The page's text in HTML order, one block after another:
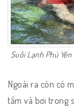
Suối Lạnh Phú
Ngoài ra còn có
tắm và bơi trong